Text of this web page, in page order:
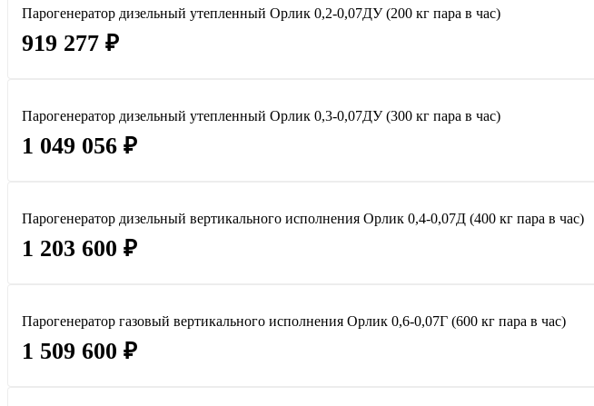
Парогенератор дизельный утепленный Орлик 0,2-0,07ДУ (200 кг пара в час)
919 277 ₽
Парогенератор дизельный утепленный Орлик 0,3-0,07ДУ (300 кг пара в час)
1 049 056 ₽
Парогенератор дизельный вертикального исполнения Орлик 0,4-0,07Д (400 кг пара в час)
1 203 600 ₽
Парогенератор газовый вертикального исполнения Орлик 0,6-0,07Г (600 кг пара в час)
1 509 600 ₽